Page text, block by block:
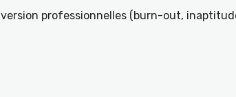
professionnelles (burn-out,